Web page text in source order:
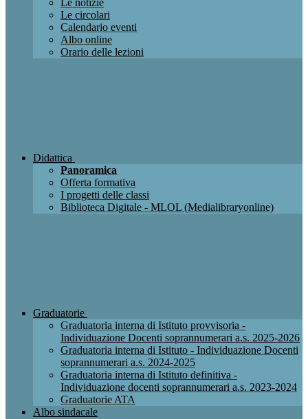
Le notizie
Le circolari
Calendario eventi
Albo online
Orario delle lezioni
Didattica
Panoramica
Offerta formativa
I progetti delle classi
Biblioteca Digitale - MLOL (Medialibraryonline)
Graduatorie
Graduatoria interna di Istituto provvisoria -
Individuazione Docenti soprannumerari a.s. 2025-2026
Graduatoria interna di Istituto - Individuazione Docenti
soprannumerari a.s. 2024-2025
Graduatoria interna di Istituto definitiva -
Individuazione docenti soprannumerari a.s. 2023-2024
Graduatorie ATA
Albo sindacale